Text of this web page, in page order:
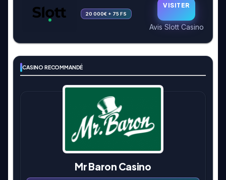
20 000€ + 75 FS
VISITER
Avis Slott Casino
CASINO RECOMMANDÉ
Mr Baron Casino